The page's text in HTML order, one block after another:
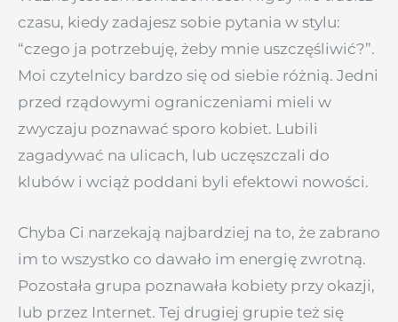
czasu, kiedy zadajesz sobie pytania w stylu:
“czego ja potrzebuję, żeby mnie uszczęśliwić?”.
Moi czytelnicy bardzo się od siebie różnią. Jedni
przed rządowymi ograniczeniami mieli w
zwyczaju poznawać sporo kobiet. Lubili
zagadywać na ulicach, lub uczęszczali do
klubów i wciąż poddani byli efektowi nowości.
Chyba Ci narzekają najbardziej na to, że zabrano
im to wszystko co dawało im energię zwrotną.
Pozostała grupa poznawała kobiety przy okazji,
lub przez Internet. Tej drugiej grupie też się